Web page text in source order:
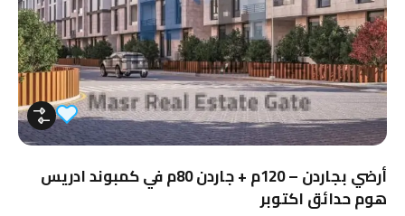
أرضي بجاردن – 120م + جاردن 80م في كمبوند ادريس
هوم حدائق اكتوبر